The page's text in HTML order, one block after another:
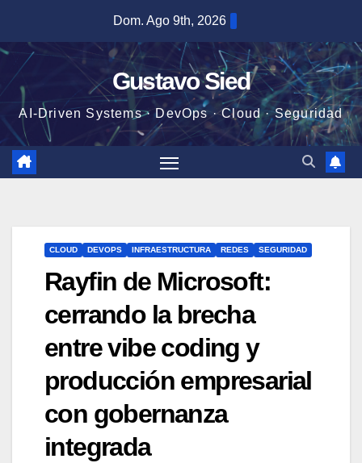
contenido
Dom. Ago 9th, 2026
Gustavo Sied
AI-Driven Systems · DevOps · Cloud · Seguridad
CLOUD DEVOPS INFRAESTRUCTURA REDES SEGURIDAD
Rayfin de Microsoft:
cerrando la brecha
entre vibe coding y
producción empresarial
con gobernanza
integrada